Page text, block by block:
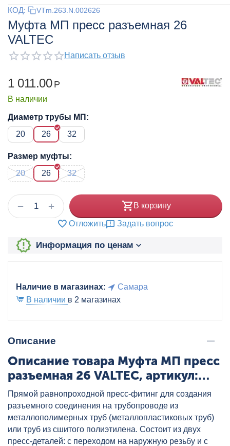
КОД: VTm.263.N.002626
Муфта МП пресс разъемная 26
VALTEC
Написать отзыв
1 011.00 Р
В наличии
Диаметр трубы МП:
20
26 32
Размер муфты:
20
26 32
+
− В корзину
Отложить Задать вопрос
Информация по ценам
Наличие в магазинах:
Самара
В наличии в 2 магазинах
Описание
Описание товара Муфта МП пресс
разъемная 26 VALTEC, артикул:
VTm.263.N.002626
Прямой равнопроходной пресс-фитинг для создания
разъемного соединения на трубопроводе из
металлополимерных труб (металлопластиковых труб)
или труб из сшитого полиэтилена. Состоит из двух
пресс-деталей: с переходом на наружную резьбу и с